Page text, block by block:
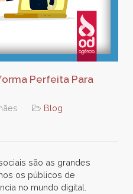
Perfeita Para
Blog
são as grandes
os públicos de
no mundo digital.